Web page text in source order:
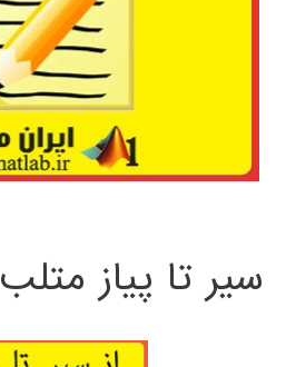
سیر تا پیاز متلب MATLAB